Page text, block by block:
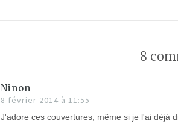
8
Ninon
8 février 2014 à 11:55
J'adore ces couvertures, même si je l'ai déjà